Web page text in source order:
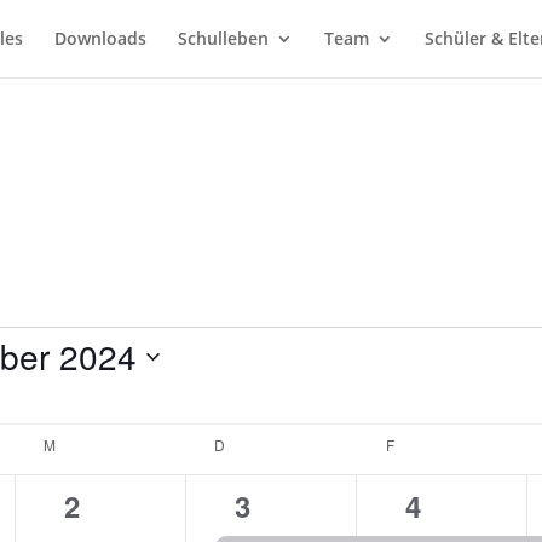
Downloads Schulleben Team Schüler &
2024
M D FFREITAG
0
2
1
3
1
4